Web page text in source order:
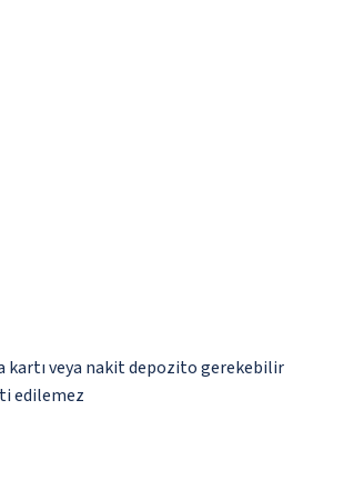
kartı veya nakit depozito gerekebilir
edilemez